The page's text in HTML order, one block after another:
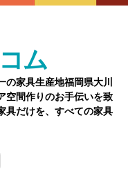
ム
の家具生産地福岡県大川
空間作りのお手伝いを致
具だけを、すべての家具